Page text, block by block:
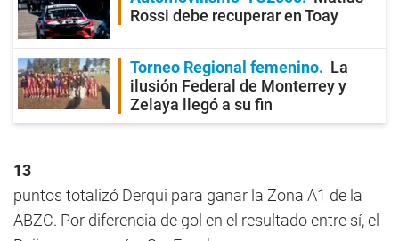
Rossi debe recuperar en Toay
Torneo Regional femenino
La
ilusión Federal de Monterrey y
Zelaya llegó a su fin
13
puntos totalizó Derqui para ganar la Zona A1 de la
ABZC. Por diferencia de gol en el resultado entre sí, el